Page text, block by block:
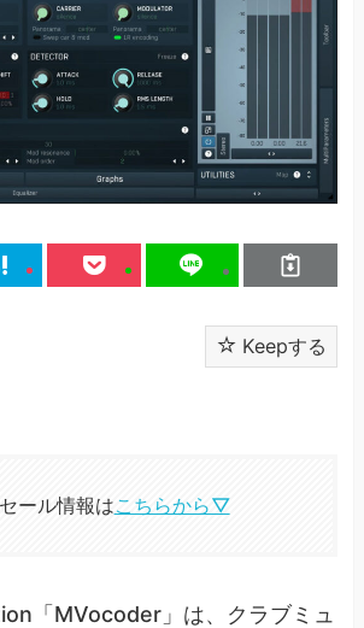
Keepする
ール情報はこちらから▽
「MVocoder」は、クラブミュ